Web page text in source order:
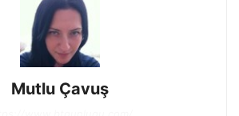
Mutlu Çavuş